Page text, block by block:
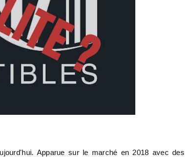
Apparue sur le marché en 2018 avec des